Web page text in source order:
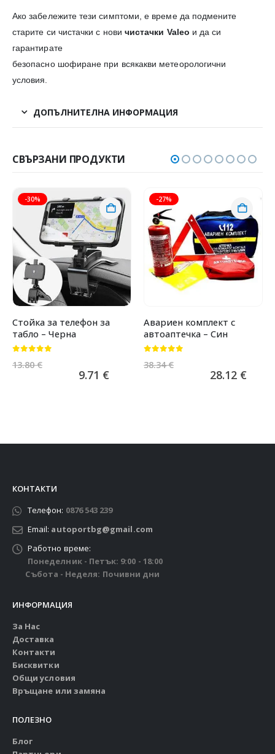
Ако забележите тези симптоми, е време да подмените
старите си чистачки с нови чистачки Valeo и да си
гарантирате
безопасно шофиране при всякакви метеорологични
условия.
ДОПЪЛНИТЕЛНА ИНФОРМАЦИЯ
СВЪРЗАНИ ПРОДУКТИ
-30%
Стойка за телефон за
табло – Черна
13.80€
9.71 €
-27%
Авариен комплект с
автоаптечка – Син
38.34€
28.12 €
КОНТАКТИ
Телефон: 0876 543 239
Email: autoportbg@gmail.com
Работно време:
Понеделник - Петък: 9:00 - 18:00
Събота - Неделя: Почивни дни
ИНФОРМАЦИЯ
За Нас
Доставка
Контакти
Бисквитки
Общи условия
Връщане или замяна
ПОЛЕЗНО
Блог